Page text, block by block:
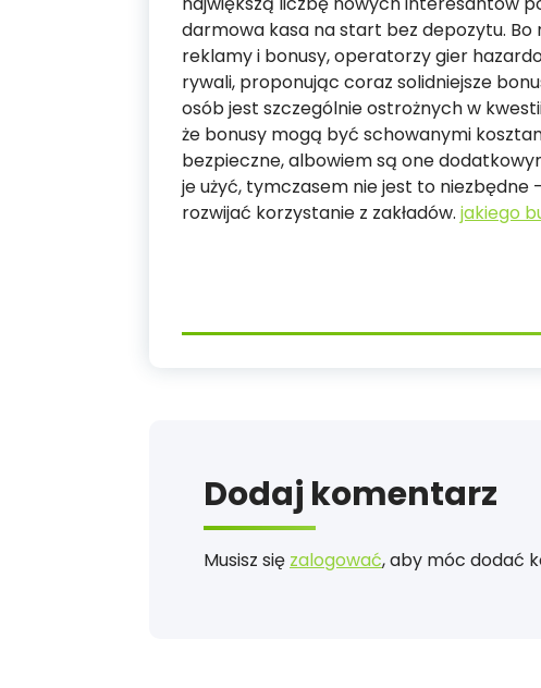
darmowa kasa na start bez depozytu.
reklamy i bonusy, operatorzy gier
rywali, proponując coraz solidniejsze
osób jest szczególnie ostrożnych w
że bonusy mogą być schowanymi
bezpieczne, albowiem są one
je użyć, tymczasem nie jest to
rozwijać korzystanie z zakładów. jakiego
Dodaj komentarz
Musisz się zalogować, aby móc dodać